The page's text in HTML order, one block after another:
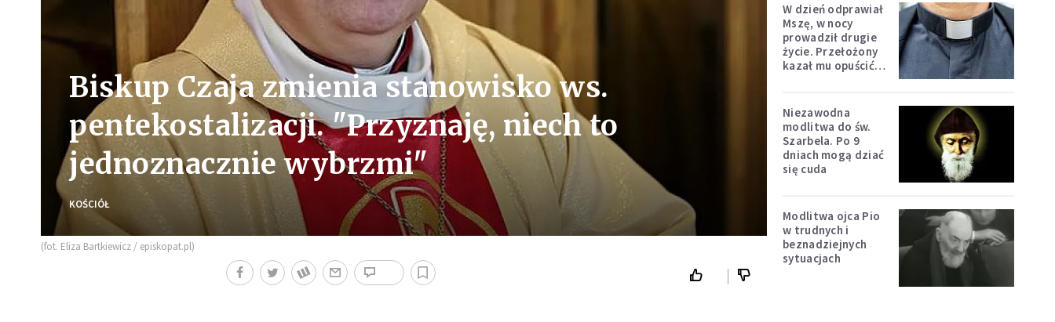
Biskup Czaja zmienia stanowisko ws.
pentekostalizacji. "Przyznaję, niech to
jednoznacznie wybrzmi"
KOŚCIÓŁ
(fot. Eliza Bartkiewicz / episkopat.pl)
W dzień odprawiał
Mszę, w nocy
prowadził drugie
życie. Przełożony
kazał mu opuścić
Niezawodna
modlitwa do św.
Szarbela. Po 9
dniach mogą dziać
się cuda
Modlitwa ojca Pio
w trudnych i
beznadziejnych
sytuacjach